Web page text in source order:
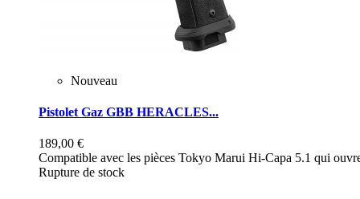
Nouveau
Pistolet Gaz GBB HERACLES...
189,00 €
Compatible avec les pièces Tokyo Marui Hi-Capa 5.1 qui
Rupture de stock